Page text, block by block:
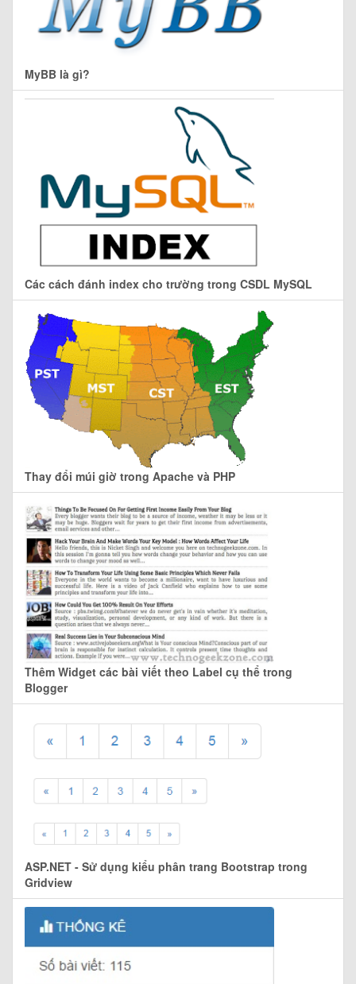
MyBB là gì?
Các cách đánh index cho trường trong CSDL MySQL
Thay đổi múi giờ trong Apache và PHP
Thêm Widget các bài viết theo Label cụ thể trong
Blogger
ASP.NET - Sử dụng kiểu phân trang Bootstrap trong
Gridview